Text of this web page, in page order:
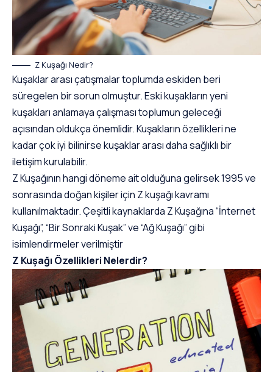
Z Kuşağı Nedir?
Kuşaklar arası çatışmalar toplumda eskiden beri
süregelen bir sorun olmuştur. Eski kuşakların yeni
kuşakları anlamaya çalışması toplumun geleceği
açısından oldukça önemlidir. Kuşakların özellikleri ne
kadar çok iyi bilinirse kuşaklar arası daha sağlıklı bir
iletişim kurulabilir.
Z Kuşağının hangi döneme ait olduğuna gelirsek 1995 ve
sonrasında doğan kişiler için Z kuşağı kavramı
kullanılmaktadır. Çeşitli kaynaklarda Z Kuşağına “İnternet
Kuşağı”, “Bir Sonraki Kuşak” ve “Ağ Kuşağı” gibi
isimlendirmeler verilmiştir
Z Kuşağı Özellikleri Nelerdir?